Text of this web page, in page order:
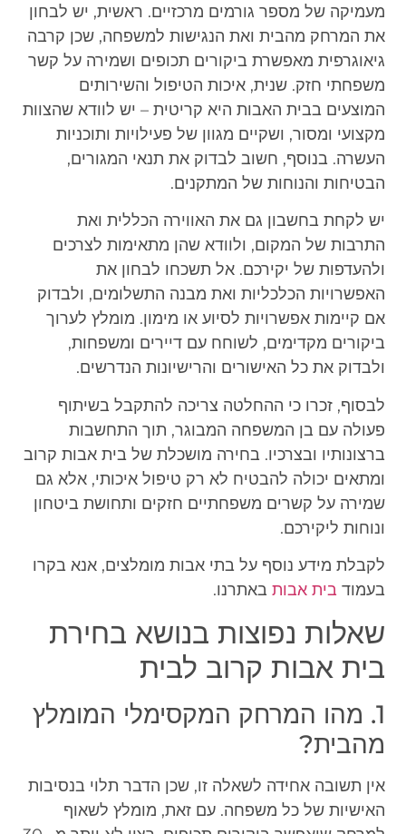
מעמיקה של מספר גורמים מרכזיים. ראשית, יש לבחון
את המרחק מהבית ואת הנגישות למשפחה, שכן קרבה
גיאוגרפית מאפשרת ביקורים תכופים ושמירה על קשר
משפחתי חזק. שנית, איכות הטיפול והשירותים
המוצעים בבית האבות היא קריטית – יש לוודא שהצוות
מקצועי ומסור, ושקיים מגוון של פעילויות ותוכניות
העשרה. בנוסף, חשוב לבדוק את תנאי המגורים,
הבטיחות והנוחות של המתקנים.
יש לקחת בחשבון גם את האווירה הכללית ואת
התרבות של המקום, ולוודא שהן מתאימות לצרכים
ולהעדפות של יקירכם. אל תשכחו לבחון את
האפשרויות הכלכליות ואת מבנה התשלומים, ולבדוק
אם קיימות אפשרויות לסיוע או מימון. מומלץ לערוך
ביקורים מקדימים, לשוחח עם דיירים ומשפחות,
ולבדוק את כל האישורים והרישיונות הנדרשים.
לבסוף, זכרו כי ההחלטה צריכה להתקבל בשיתוף
פעולה עם בן המשפחה המבוגר, תוך התחשבות
ברצונותיו ובצרכיו. בחירה מושכלת של בית אבות קרוב
ומתאים יכולה להבטיח לא רק טיפול איכותי, אלא גם
שמירה על קשרים משפחתיים חזקים ותחושת ביטחון
ונוחות ליקירכם.
לקבלת מידע נוסף על בתי אבות מומלצים, אנא בקרו
בעמוד בית אבותבאתרנו.
שאלות נפוצות בנושא בחירת
בית אבות קרוב לבית
1. מהו המרחק המקסימלי המומלץ
מהבית?
אין תשובה אחידה לשאלה זו, שכן הדבר תלוי בנסיבות
האישיות של כל משפחה. עם זאת, מומלץ לשאוף